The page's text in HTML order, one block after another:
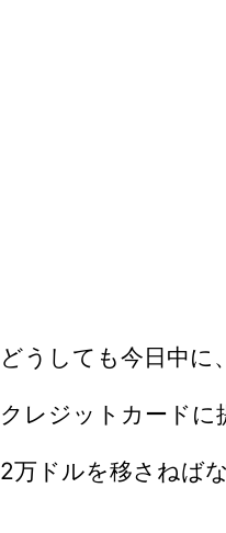
どうしても今日中に
クレジットカードに
2万ドルを移さねば